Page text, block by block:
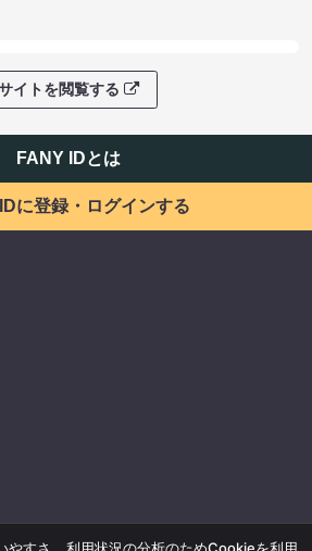
イトを閲覧する
FANY IDとは
に登録・ログインする